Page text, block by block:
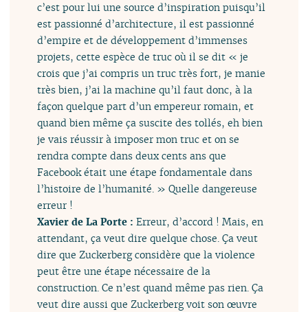
c’est pour lui une source d’inspiration puisqu’il
est passionné d’architecture, il est passionné
d’empire et de développement d’immenses
projets, cette espèce de truc où il se dit « je
crois que j’ai compris un truc très fort, je manie
très bien, j’ai la machine qu’il faut donc, à la
façon quelque part d’un empereur romain, et
quand bien même ça suscite des tollés, eh bien
je vais réussir à imposer mon truc et on se
rendra compte dans deux cents ans que
Facebook était une étape fondamentale dans
l’histoire de l’humanité. » Quelle dangereuse
erreur !
Xavier de La Porte :Erreur, d’accord ! Mais, en
attendant, ça veut dire quelque chose. Ça veut
dire que Zuckerberg considère que la violence
peut être une étape nécessaire de la
construction. Ce n’est quand même pas rien. Ça
veut dire aussi que Zuckerberg voit son œuvre